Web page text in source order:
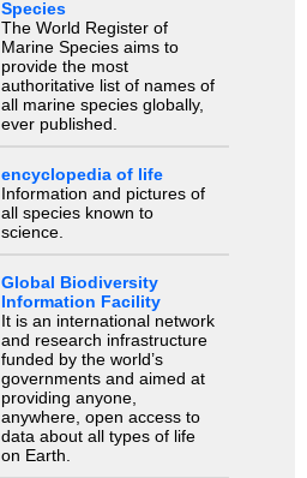
Species
The World Register of
Marine Species aims to
provide the most
authoritative list of names of
all marine species globally,
ever published.
encyclopedia of life
Information and pictures of
all species known to
science.
Global Biodiversity
Information Facility
It is an international network
and research infrastructure
funded by the world’s
governments and aimed at
providing anyone,
anywhere, open access to
data about all types of life
on Earth.